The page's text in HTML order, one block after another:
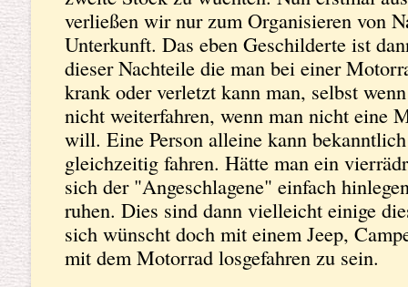
verließen wir nur zum Organisieren von
Unterkunft. Das eben Geschilderte ist
dieser Nachteile die man bei einer
krank oder verletzt kann man, selbst
nicht weiterfahren, wenn man nicht eine
will. Eine Person alleine kann
gleichzeitig fahren. Hätte man ein
sich der "Angeschlagene" einfach
ruhen. Dies sind dann vielleicht einige
sich wünscht doch mit einem Jeep,
mit dem Motorrad losgefahren zu sein.
einige Tage brauchen um die Krankheit
an unseren Nerven. Na ihr könnt euch
nicht die erholsamste. Es musste eine
werden. Wir hatten ein schlechtes
die innere Stimme sollte man hören.
unwohl fühlt, muss man versuchen den
Vorausgesetzt man ist noch dazu in der
Am nächsten Morgen stand also fest,
Wasser und Strom voraussichtlich
sollte. Wir beschlossen die Krankheit zu
aus unserem selbstgewählten